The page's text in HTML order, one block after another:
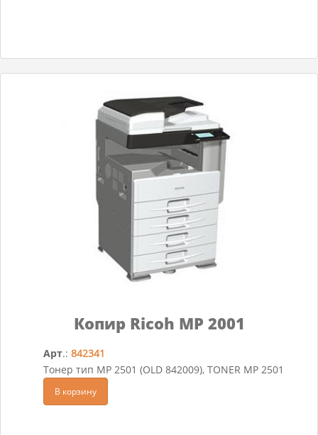
Копир Ricoh MP 2001
Арт.: 842341
Тонер тип MP 2501 (OLD 842009), TONER MP 2501
В корзину